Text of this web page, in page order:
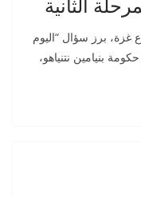
غزة، برز سؤال “اليوم
بنيامين نتنياهو،